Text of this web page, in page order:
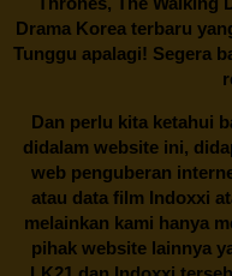
Drama Korea terbaru
Tunggu apalagi! Segera
Dan perlu kita ketahui
didalam website ini,
web penguberan
atau data film Indoxxi
melainkan kami hanya
pihak website lainnya